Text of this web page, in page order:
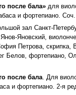
после бала»для
и фортепиано. Соч.
зал Санкт-
Яновский,
Петрова, скрипка,
Белов, фортепиано,
после бала. Для
и фортепиано. 2-я